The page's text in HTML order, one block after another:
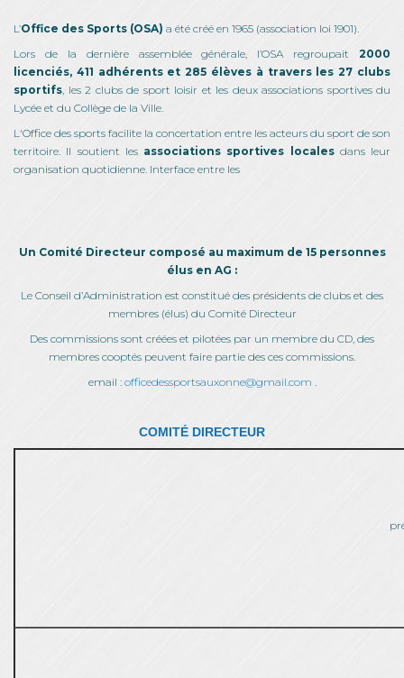
L’Office des Sports (OSA) a été créé en 1965 (association loi 1901).
Lors de la dernière assemblée générale, l’OSA regroupait 2000
licenciés, 411 adhérents et 285 élèves à travers les 27 clubs
sportifs , les 2 clubs de sport loisir et les deux associations sportives du
Lycée et du Collège de la Ville.
L'Office des sports facilite la concertation entre les acteurs du sport de son
territoire. Il soutient les associations sportives localesdans leur
organisation quotidienne. Interface entre les
Un Comité Directeur composé au maximum de 15 personnes
élus en AG :
Le Conseil d’Administration est constitué des présidents de clubs et des
membres (élus) du Comité Directeur
Des commissions sont créées et pilotées par un membre du CD, des
membres cooptés peuvent faire partie des ces commissions.
email : officedessportsauxonne@gmail.com
COMITÉ DIRECTEUR